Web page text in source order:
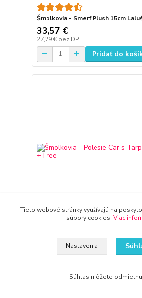
Šmolkovia - Smerf Plush 15cm
33,57 €
27,29 € bez DPH
Pridať do
Šmolkovia - Polesie Car s Tarpaulin
31,91 €
Pridať do
Tieto webové stránky využívajú na
súbory cookies. Viac
Nastavenia
Súhlas môžete